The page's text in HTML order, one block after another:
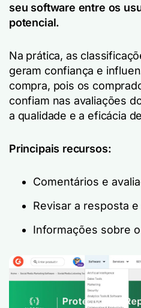
seu software entre os
potencial.
Na prática, as
geram confiança e
compra, pois os
confiam nas avaliações
a qualidade e a eficácia
Principais recursos:
Comentários e
Revisar a resposta
Informações sobre